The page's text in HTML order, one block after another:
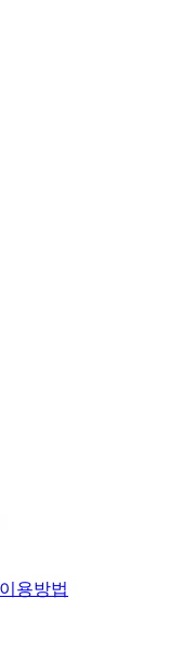
용방법